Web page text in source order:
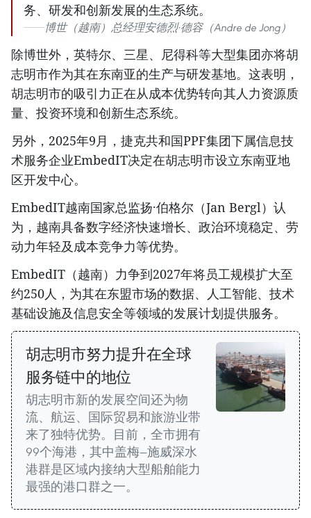
务、研发和创新发展的生态系统。
博世（越南）总经理安德烈·德容（Andre de Jong）
除博世外，英特尔、三星、尼得科等大型集团亦将胡
志明市作为其在东南亚的生产与研发基地。这表明，
胡志明市的吸引力正在从成本优势转向其人力资源质
量、投资环境和创新生态系统。
另外，2025年9月，捷克共和国PPF集团下属信息技
术服务企业EmbedIT决定在胡志明市设立东南亚地
区开发中心。
EmbedIT越南国家总监扬·伯格尔（Jan Bergl）认
为，越南具备数字经济快速增长、政治环境稳定、劳
动力年轻及成本竞争力等优势。
EmbedIT（越南）力争到2027年将员工规模扩大至
约250人，为其在东盟市场的数据、人工智能、技术
基础设施及信息安全等领域的发展计划提供服务。
胡志明市努力提升在全球
服务链中的地位
胡志明市新的发展空间还为物
流、航运、国际贸易和旅游业带
来了独特优势。目前，全市拥有
99个海港，其中盖梅—施威深水
港群是区域内接纳大型船舶能力
最强的港口群之一。